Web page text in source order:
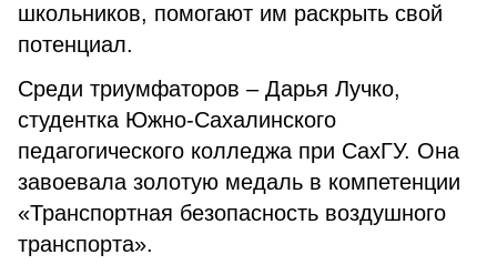
школьников, помогают им раскрыть свой
потенциал.
Среди триумфаторов – Дарья Лучко,
студентка Южно-Сахалинского
педагогического колледжа при СахГУ. Она
завоевала золотую медаль в компетенции
«Транспортная безопасность воздушного
транспорта».